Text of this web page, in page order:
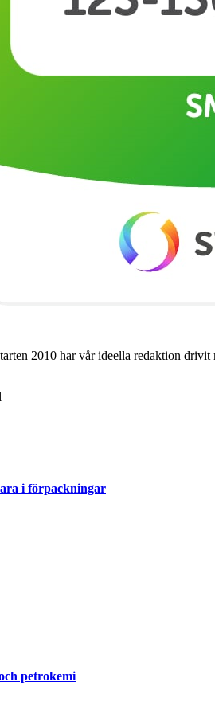
2010 har vår ideella redaktion
i förpackningar
petrokemi